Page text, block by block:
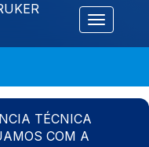
Alternar
TÉCNICA
COM A